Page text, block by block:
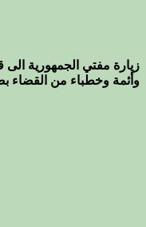
زيارة مفتي الجمهورية
وأئمة وخطباء من القضاء